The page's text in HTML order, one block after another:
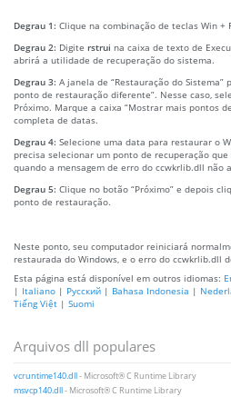
Degrau 1: Clique na combinação de teclas Win
Degrau 2: Digite rstrui na caixa de texto de
abrirá a utilidade de recuperação do sistema.
Degrau 3: A janela de “Restauração do Sistema”
ponto de restauração diferente”. Nesse caso,
Próximo. Marque a caixa “Mostrar mais pontos
completa de datas.
Degrau 4: Selecione uma data para restaurar o
precisa selecionar um ponto de recuperação
quando a mensagem de erro do ccwkrlib.dll não
Degrau 5: Clique no botão “Próximo” e depois
ponto de restauração.
Neste ponto, seu computador reiniciará
restaurada do Windows, e o erro do ccwkrlib.dll
Esta página está disponível em outros idiomas:
| Italiano | Русский | Bahasa Indonesia |
Tiếng Việt | Suomi
Arquivos dll populares
vcruntime140.dll- Microsoft® C Runtime Library
msvcp140.dll- Microsoft® C Runtime Library